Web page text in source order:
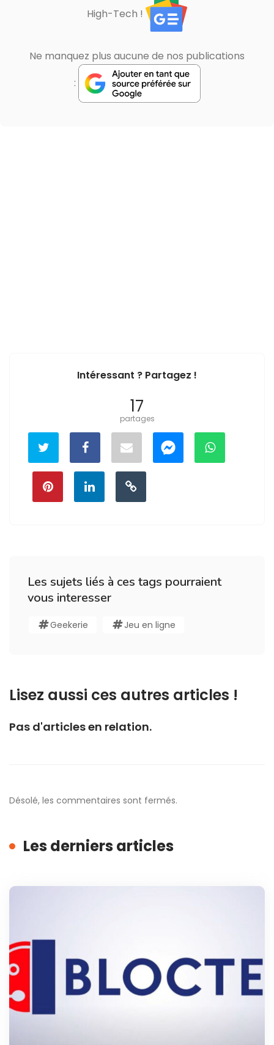
High-Tech !
Ne manquez plus aucune de nos publications
:
Intéressant ? Partagez !
17
partages
Les sujets liés à ces tags pourraient
vous interesser
Geekerie Jeu en ligne
Lisez aussi ces autres articles !
Pas d'articles en relation.
Désolé, les commentaires sont fermés.
Les derniers articles